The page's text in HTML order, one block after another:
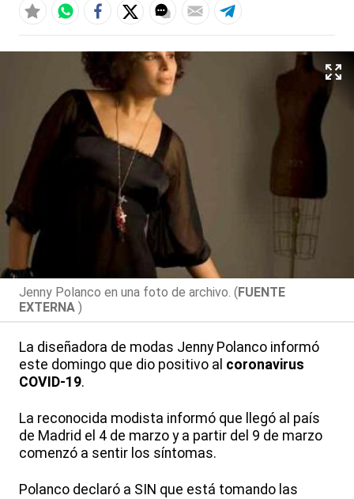
Jenny Polanco en una foto de archivo. (FUENTE
EXTERNA )
La diseñadora de modas Jenny Polanco informó
este domingo que dio positivo al coronavirus
COVID-19.
La reconocida modista informó que llegó al país
de Madrid el 4 de marzo y a partir del 9 de marzo
comenzó a sentir los síntomas.
Polanco declaró a SIN que está tomando las